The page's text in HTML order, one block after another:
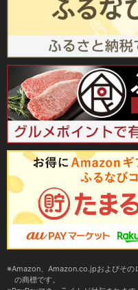
Amazon、Amazon.co.jpおよびその
の商標です。